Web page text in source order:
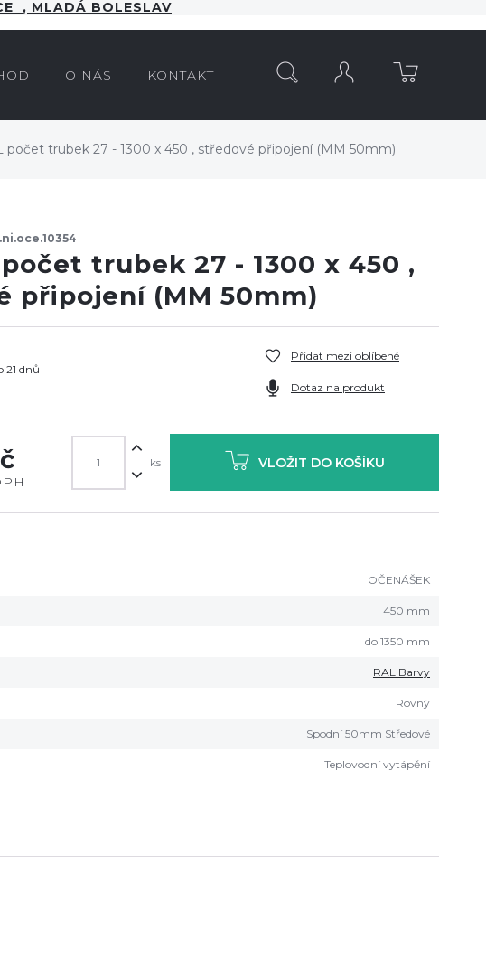
, MLADÁ BOLESLAV
O NÁS KONTAKT
počet trubek 27 - 1300 x 450 , středové připojení (MM 50mm)
počet trubek 27 - 1300 x 450 ,
připojení (MM 50mm)
21 dnů
Přidat mezi oblíbené
Dotaz na produkt
ks VLOŽIT DO KOŠÍKU
OČENÁŠEK
450 mm
do 1350 mm
RAL Barvy
Rovný
Spodní 50mm Středové
Teplovodní vytápění